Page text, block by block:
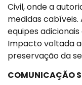
Civil, onde a
medidas
equipes
Impacto voltada
preservação da
COMUNICAÇÃO